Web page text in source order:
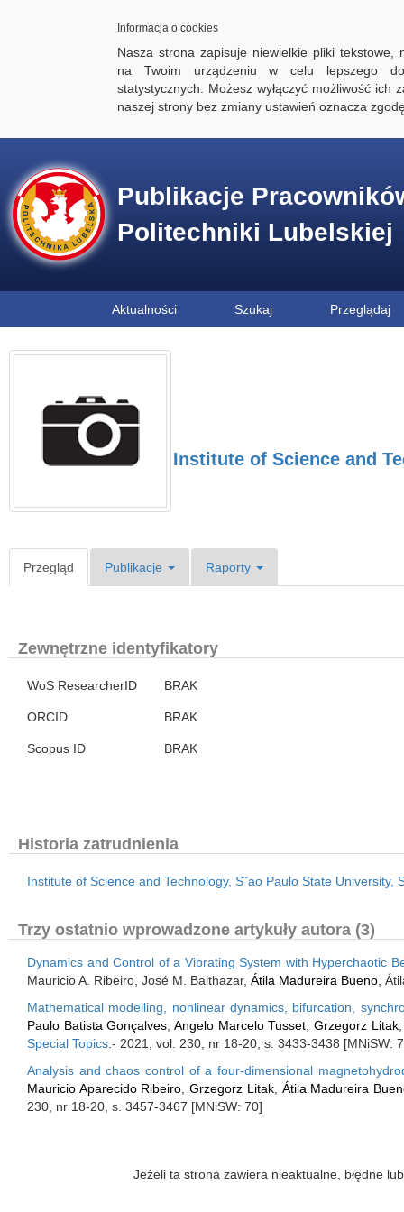
Informacja o cookies
Nasza strona zapisuje niewielkie pliki tekstowe,
na Twoim urządzeniu w celu lepszego
statystycznych. Możesz wyłączyć możliwość ich
naszej strony bez zmiany ustawień oznacza
Publikacje
Politechniki Lubelskiej
Aktualności Szukaj Przeglądaj
Institute of Science and
Przegląd Publikacje Raporty
Zewnętrzne identyfikatory
WoS ResearcherID BRAK
ORCID BRAK
Scopus ID BRAK
Historia zatrudnienia
Institute of Science and Technology, S˜ao Paulo State University,
Trzy ostatnio wprowadzone artykuły autora (3)
Dynamics and Control of a Vibrating System with Hyperchaotic
Mauricio A. Ribeiro, José M. Balthazar, Átila Madureira Bueno ,
Mathematical modelling, nonlinear dynamics, bifurcation,
Paulo Batista Gonçalves ,Angelo Marcelo Tusset ,Grzegorz Litak
Special Topics .- 2021, vol. 230, nr 18-20, s. 3433-3438 [MNiSW:
Analysis and chaos control of a four-dimensional
Mauricio Aparecido Ribeiro ,Grzegorz Litak, Átila Madureira
230, nr 18-20, s. 3457-3467 [MNiSW: 70]
Jeżeli ta strona zawiera nieaktualne, błędne